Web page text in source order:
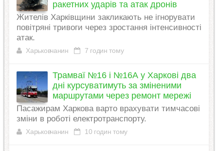
ракетних ударів та атак дронів
Жителів Харківщини закликають не ігнорувати
повітряні тривоги через зростання інтенсивності
атак.
Харьковчанин 7 годин тому
Трамваї №16 і №16А у Харкові два
дні курсуватимуть за зміненими
маршрутами через ремонт мережі
Пасажирам Харкова варто врахувати тимчасові
зміни в роботі електротранспорту.
Харьковчанин 10 годин тому